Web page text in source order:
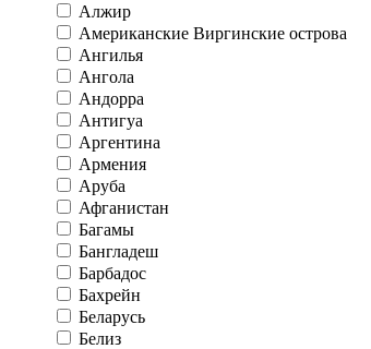
Алжир
Американские Виргинские острова
Ангилья
Ангола
Андорра
Антигуа
Аргентина
Армения
Аруба
Афганистан
Багамы
Бангладеш
Барбадос
Бахрейн
Беларусь
Белиз